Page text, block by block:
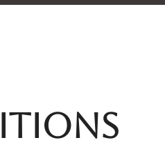
Fraternelle